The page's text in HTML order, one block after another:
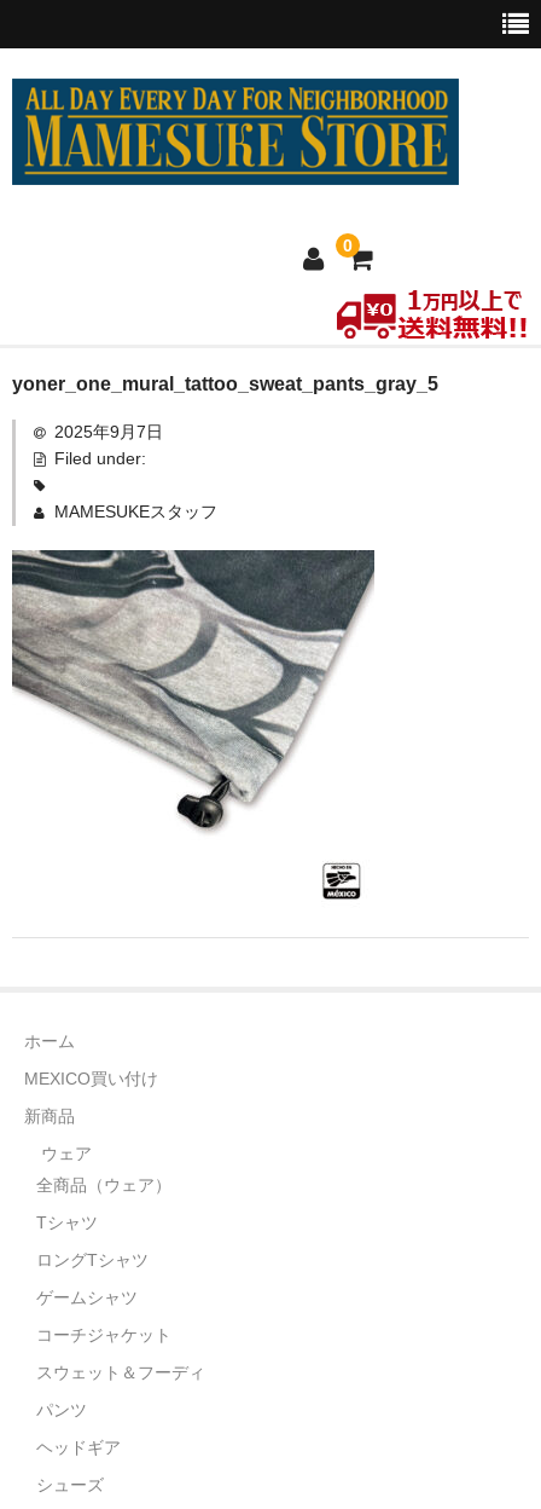
0
ホーム
MEXICO買い付け
新商品
全商品（ウェア）
Tシャツ
ロングTシャツ
ゲームシャツ
スウェット＆フーディ
ヘッドギア
ORIGINAL
STILL 90’s
Brown Pride
全商品（ORIGINAL）
ハニーカムトライプ
天ぷらまめすけ
C D / D V D
yoner_one_mural_tattoo_sweat_pants_gray_5
2025年9月7日
Filed under:
MAMESUKEスタッフ
ホーム
MEXICO買い付け
新商品
ウェア
全商品（ウェア）
Tシャツ
ロングTシャツ
ゲームシャツ
コーチジャケット
スウェット＆フーディ
パンツ
ヘッドギア
シューズ